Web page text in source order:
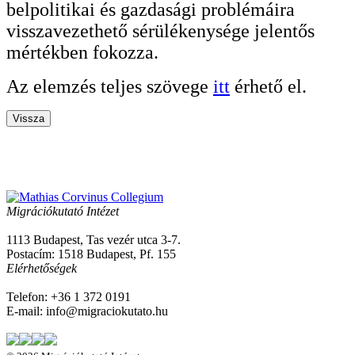
belpolitikai és gazdasági problémáira
visszavezethető sérülékenysége jelentős
mértékben fokozza.
Az elemzés teljes szövege itt érhető el.
Vissza
Migrációkutató Intézet
1113 Budapest, Tas vezér utca 3-7.
Postacím: 1518 Budapest, Pf. 155
Elérhetőségek
Telefon: +36 1 372 0191
E-mail: info@migraciokutato.hu